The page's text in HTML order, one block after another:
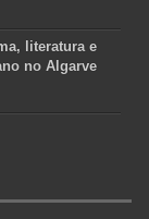
literatura e
no Algarve